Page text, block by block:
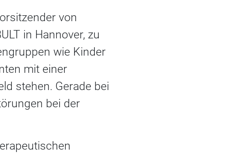
von
in Hannover, zu
wie Kinder
mit einer
stehen. Gerade bei
bei der